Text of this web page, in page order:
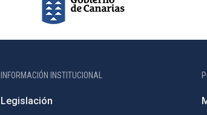
INFORMACIÓN INSTITUCIONAL
Legislación